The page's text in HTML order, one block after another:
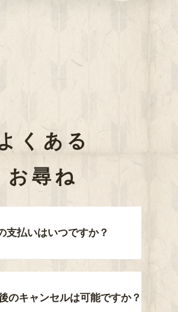
くある
お尋ね
支払いはいつですか？
のキャンセルは可能ですか？